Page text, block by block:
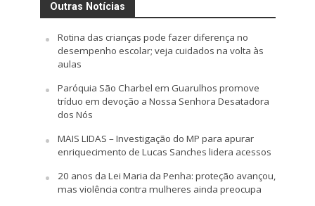
Outras Notícias
Rotina das crianças pode fazer diferença no
desempenho escolar; veja cuidados na volta às
aulas
Paróquia São Charbel em Guarulhos promove
tríduo em devoção a Nossa Senhora Desatadora
dos Nós
MAIS LIDAS – Investigação do MP para apurar
enriquecimento de Lucas Sanches lidera acessos
20 anos da Lei Maria da Penha: proteção avançou,
mas violência contra mulheres ainda preocupa